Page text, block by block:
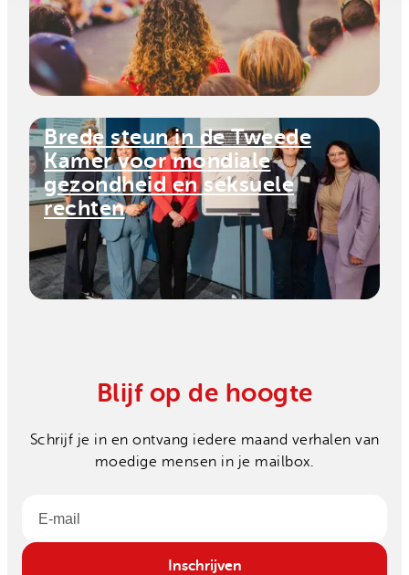
Brede steun in de Tweede
Kamer voor mondiale
gezondheid en seksuele
rechten
Blijf op de hoogte
Schrijf je in en ontvang iedere maand verhalen van
moedige mensen in je mailbox.
Email
Inschrijven